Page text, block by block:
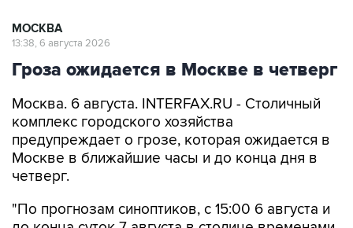
МОСКВА
13:38, 6 августа 2026
Гроза ожидается в Москве в четверг
Москва. 6 августа. INTERFAX.RU - Столичный
комплекс городского хозяйства
предупреждает о грозе, которая ожидается в
Москве в ближайшие часы и до конца дня в
четверг.
"По прогнозам синоптиков, с 15:00 6 августа и